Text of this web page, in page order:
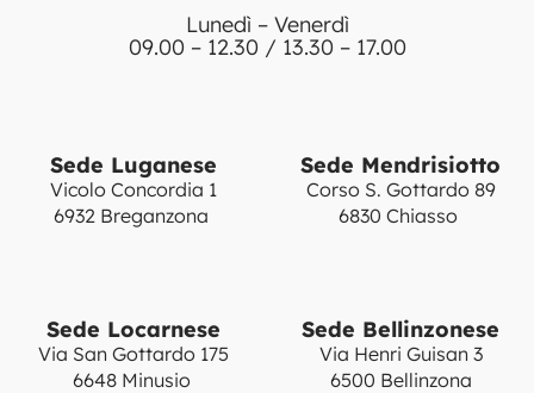
Lunedì – Venerdì
09.00 – 12.30 / 13.30 – 17.00
Sede Luganese
Vicolo Concordia 1
6932 Breganzona
Sede Mendrisiotto
Corso S. Gottardo 89
6830 Chiasso
Sede Locarnese
Via San Gottardo 175
6648 Minusio
Sede Bellinzonese
Via Henri Guisan 3
6500 Bellinzona